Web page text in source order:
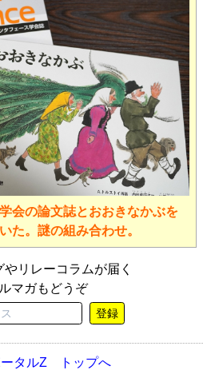
会の論文誌とおおきなかぶを
た。謎の組み合わせ。
リレーコラムが届く
マガもどうぞ
登録
ータルZ トップへ